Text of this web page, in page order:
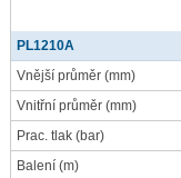
PL1210A
Vnější průměr (mm)
Vnitřní průměr (mm)
Prac. tlak (bar)
Balení (m)